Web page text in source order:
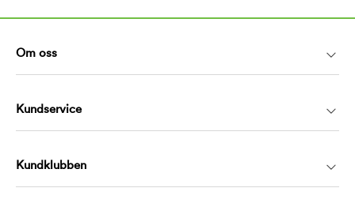
Om oss
Kundservice
Kundklubben